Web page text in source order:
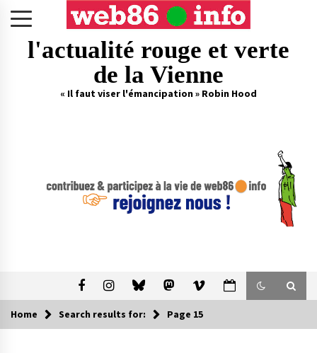
l'actualité rouge et verte
de la Vienne
« Il faut viser l'émancipation » Robin Hood
Home Search results for: Page 15